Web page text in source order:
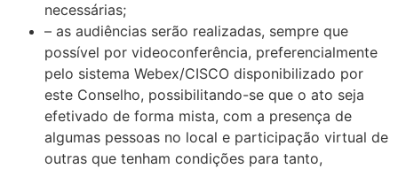
necessárias;
– as audiências serão realizadas, sempre que
possível por videoconferência, preferencialmente
pelo sistema Webex/CISCO disponibilizado por
este Conselho, possibilitando-se que o ato seja
efetivado de forma mista, com a presença de
algumas pessoas no local e participação virtual de
outras que tenham condições para tanto,